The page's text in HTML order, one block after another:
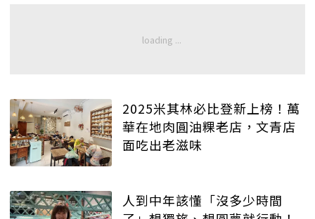
2025米其林必比登新上榜！萬
華在地肉圓油粿老店，文青店
面吃出老滋味
人到中年該懂「沒多少時間